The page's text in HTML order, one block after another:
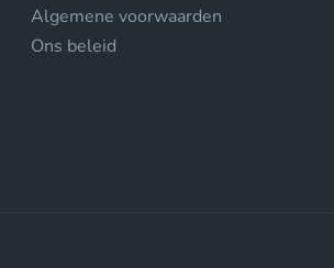
Algemene voorwaarden
Ons beleid